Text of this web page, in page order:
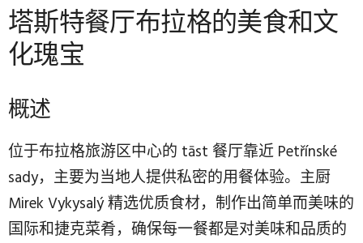
塔斯特餐厅布拉格的美食和文
化瑰宝
概述
位于布拉格旅游区中心的 tāst 餐厅靠近 Petřínské
sady，主要为当地人提供私密的用餐体验。主厨
Mirek Vykysalý 精选优质食材，制作出简单而美味的
国际和捷克菜肴，确保每一餐都是对美味和品质的